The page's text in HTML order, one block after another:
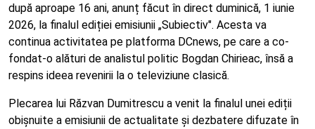
după aproape 16 ani, anunț făcut în direct duminică, 1 iunie
2026, la finalul ediției emisiunii „Subiectiv". Acesta va
continua activitatea pe platforma DCnews, pe care a co-
fondat-o alături de analistul politic Bogdan Chirieac, însă a
respins ideea revenirii la o televiziune clasică.
Plecarea lui Răzvan Dumitrescu a venit la finalul unei ediții
obișnuite a emisiunii de actualitate și dezbatere difuzate în